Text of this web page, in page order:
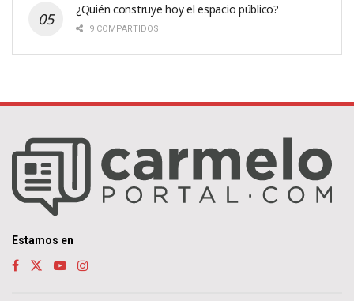
¿Quién construye hoy el espacio público?
9 COMPARTIDOS
Estamos en